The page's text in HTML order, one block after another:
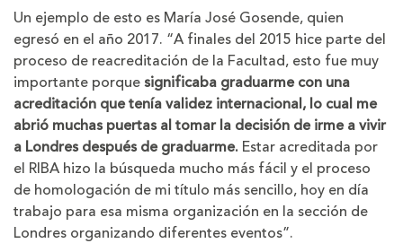
Un ejemplo de esto es María José Gosende, quien
egresó en el año 2017. “A finales del 2015 hice parte del
proceso de reacreditación de la Facultad, esto fue muy
importante porquesignificaba graduarme con una
acreditación que tenía validez internacional, lo cual me
abrió muchas puertas al tomar la decisión de irme a vivir
a Londres después de graduarme. Estar acreditada por
el RIBA hizo la búsqueda mucho más fácil y el proceso
de homologación de mi título más sencillo, hoy en día
trabajo para esa misma organización en la sección de
Londres organizando diferentes eventos”.